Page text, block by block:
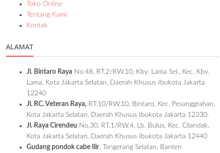
Toko Online
Tentang Kami
Kontak
ALAMAT
Jl. Bintaro Raya No.48, RT.2/RW.10, Kby. Lama Sel., Kec. Kby.
Lama, Kota Jakarta Selatan, Daerah Khusus Ibukota Jakarta
12240
Jl. RC. Veteran Raya, RT.10/RW.10, Bintaro, Kec. Pesanggrahan,
Kota Jakarta Selatan, Daerah Khusus Ibukota Jakarta 12330.
Jl. Raya Cirendeu No.30, RT.1/RW.4, Lb. Bulus, Kec. Cilandak,
Kota Jakarta Selatan, Daerah Khusus Ibukota Jakarta 12440
Gudang pondok cabe Ilir, Tangerang Selatan, Banten